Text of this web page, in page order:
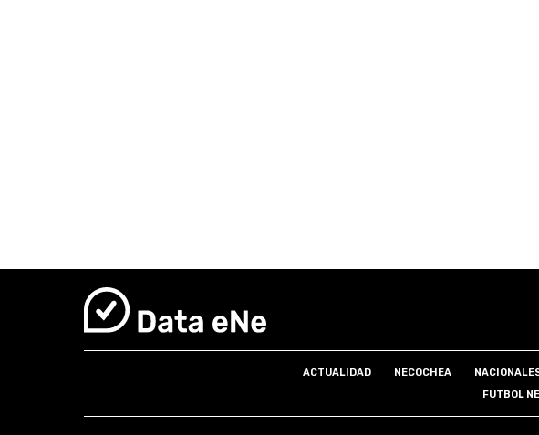
ACTUALIDAD NECOCHEA
FUTBOL